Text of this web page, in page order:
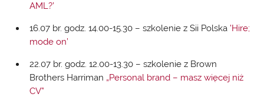
AML?’
16.07 br. godz. 14.00-15.30 – szkolenie z Sii Polska 'Hire;
mode on’
22.07 br. godz. 12.00-13.30 – szkolenie z Brown
Brothers Harriman „Personal brand – masz więcej niż
CV”